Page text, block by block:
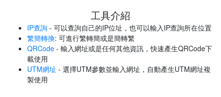
工具介紹
IP查詢 - 可以查詢自己的IP位址，也可以輸入IP查詢所在位置
繁簡轉換: 可進行繁轉簡或是簡轉繁
QRCode - 輸入網址或是任何其他資訊，快速產生QRCode下
載使用
UTM網址 - 選擇UTM參數並輸入網址，自動產生UTM網址複
製使用